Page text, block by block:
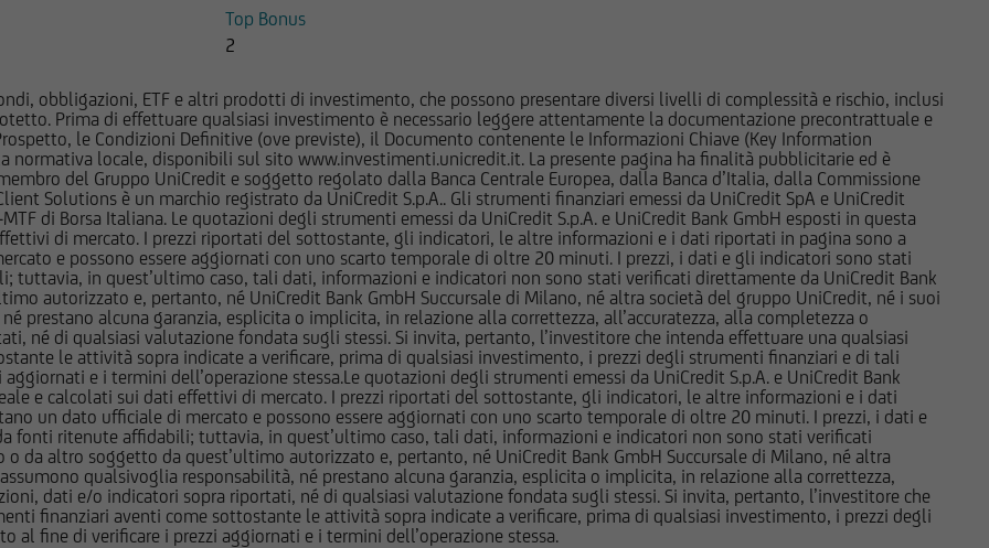
Top Bonus
2
obbligazioni, ETF e altri prodotti di investimento, che possono presentare diversi livelli di complessità e rischio, inclusi
Prima di effettuare qualsiasi investimento è necessario leggere attentamente la documentazione precontrattuale e
le Condizioni Definitive (ove previste), il Documento contenente le Informazioni Chiave (Key Information
normativa locale, disponibili sul sito www.investimenti.unicredit.it. La presente pagina ha finalità pubblicitarie ed è
del Gruppo UniCredit e soggetto regolato dalla Banca Centrale Europea, dalla Banca d’Italia, dalla Commissione
Solutions è un marchio registrato da UniCredit S.p.A.. Gli strumenti finanziari emessi da UniCredit SpA e UniCredit
di Borsa Italiana. Le quotazioni degli strumenti emessi da UniCredit S.p.A. e UniCredit Bank GmbH esposti in questa
di mercato. I prezzi riportati del sottostante, gli indicatori, le altre informazioni e i dati riportati in pagina sono a
e possono essere aggiornati con uno scarto temporale di oltre 20 minuti. I prezzi, i dati e gli indicatori sono stati
in quest’ultimo caso, tali dati, informazioni e indicatori non sono stati verificati direttamente da UniCredit Bank
autorizzato e, pertanto, né UniCredit Bank GmbH Succursale di Milano, né altra società del gruppo UniCredit, né i suoi
prestano alcuna garanzia, esplicita o implicita, in relazione alla correttezza, all’accuratezza, alla completezza o
né di qualsiasi valutazione fondata sugli stessi. Si invita, pertanto, l’investitore che intenda effettuare una qualsiasi
le attività sopra indicate a verificare, prima di qualsiasi investimento, i prezzi degli strumenti finanziari e di tali
e i termini dell’operazione stessa.Le quotazioni degli strumenti emessi da UniCredit S.p.A. e UniCredit Bank
e calcolati sui dati effettivi di mercato. I prezzi riportati del sottostante, gli indicatori, le altre informazioni e i dati
un dato ufficiale di mercato e possono essere aggiornati con uno scarto temporale di oltre 20 minuti. I prezzi, i dati e
fonti ritenute affidabili; tuttavia, in quest’ultimo caso, tali dati, informazioni e indicatori non sono stati verificati
da altro soggetto da quest’ultimo autorizzato e, pertanto, né UniCredit Bank GmbH Succursale di Milano, né altra
qualsivoglia responsabilità, né prestano alcuna garanzia, esplicita o implicita, in relazione alla correttezza,
dati e/o indicatori sopra riportati, né di qualsiasi valutazione fondata sugli stessi. Si invita, pertanto, l’investitore che
finanziari aventi come sottostante le attività sopra indicate a verificare, prima di qualsiasi investimento, i prezzi degli
fine di verificare i prezzi aggiornati e i termini dell’operazione stessa.
qualunque delle società menzionate nel Sito o delle società ad esse collegate;
posizioni "lunghe" o "corte" in tali strumenti finanziari o essere market-maker rispetto
emessi o collocati da UniCredit Bank GmbH - Succursale di Milano o da altre
UniCredit l'utente dovrà fare riferimento a quanto descritto in tema di conflitti
d'offerta.
e ai documenti pubblicati sul Sito potrebbe essere precluso ai sensi della
regolamentare in materia di strumenti finanziari vigente in taluni paesi. Gli strumenti
le informazioni e documenti pubblicati sul Sito non sono stati e non saranno
United States Securities Act del 1933 e successive modifiche, né ai sensi della
altri Paesi in cui la diffusione di tali informazioni e l'offerta degli strumenti ivi indicati
di specifiche autorizzazioni da parte delle competenti Autorità locali ovvero sia
norme e regolamenti locali (Altri Paesi). L'accesso alle suddette informazioni e
consentito solamente ai soggetti che non sono residenti, domiciliati, né
attualmente negli Stati Uniti d'America, Canada, Australia, Giappone o negli Altri
agiscono per conto o a beneficio di una United States Person secondo la definizione
S dello United States Securities Act del 1933, e successive modifiche.
Investment Banking è composta da UniCredit Bank GmbH, Monaco, UniCredit Bank